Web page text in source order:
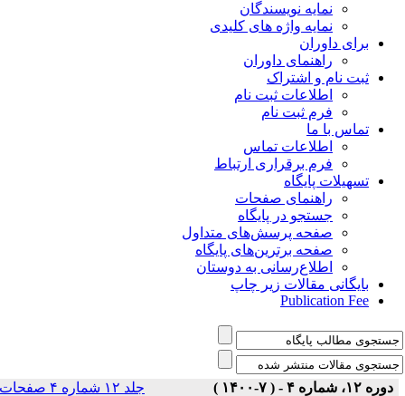
نمایه نویسندگان
نمایه واژه های کلیدی
برای داوران
راهنمای داوران
ثبت نام و اشتراک
اطلاعات ثبت نام
فرم ثبت نام
تماس با ما
اطلاعات تماس
فرم برقراری ارتباط
تسهیلات پایگاه
راهنمای صفحات
جستجو در پایگاه
صفحه پرسش‌های متداول
صفحه برترین‌های پایگاه
اطلاع‌رسانی به دوستان
بایگانی مقالات زیر چاپ
Publication Fee
دوره ۱۲، شماره ۴ - ( ۷-۱۴۰۰ )
جلد ۱۲ شماره ۴ صفحات